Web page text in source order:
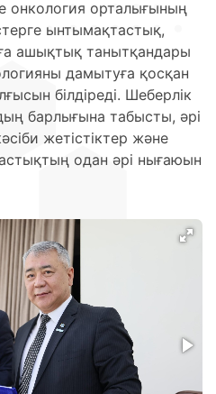
онкология орталығының
ынтымақтастық,
ашықтық танытқандары
дамытуға қосқан
білдіреді. Шеберлік
барлығына табысты, әрі
жетістіктер және
одан әрі нығаюын